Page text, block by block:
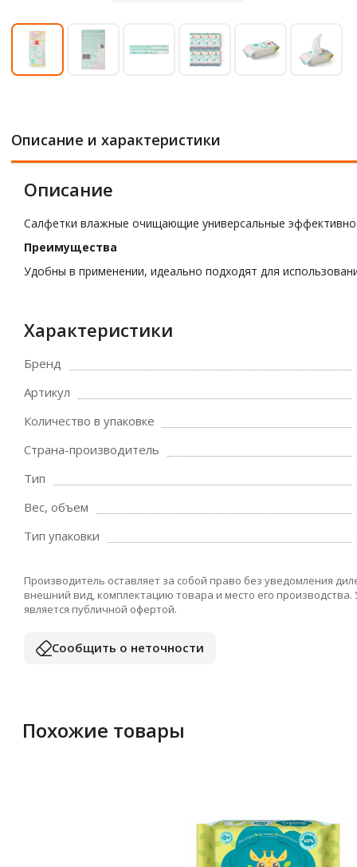
Описание и характеристики
Описание
Салфетки влажные очищающие универсальные
Преимущества
Удобны в применении, идеально подходят для
Характеристики
Бренд
Артикул
Количество в упаковке
Страна-производитель
Тип
Вес, объем
Тип упаковки
Производитель оставляет за собой право без уведомления
внешний вид, комплектацию товара и место его
является публичной офертой.
Сообщить о неточности
Похожие товары